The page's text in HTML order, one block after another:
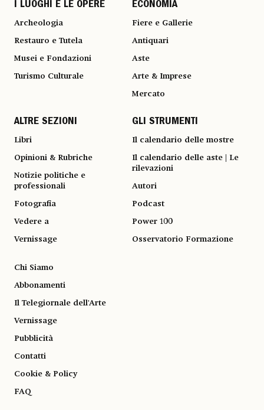
I LUOGHI E LE OPERE
Archeologia
Restauro e Tutela
Musei e Fondazioni
Turismo Culturale
ECONOMIA
Fiere e Gallerie
Antiquari
Aste
Arte & Imprese
Mercato
ALTRE SEZIONI
Libri
Opinioni & Rubriche
Notizie politiche e
professionali
Fotografia
Vedere a
Vernissage
GLI STRUMENTI
Il calendario delle mostre
Il calendario delle aste | Le
rilevazioni
Autori
Podcast
Power 100
Osservatorio Formazione
Chi Siamo
Abbonamenti
Il Telegiornale dell'Arte
Vernissage
Pubblicità
Contatti
Cookie & Policy
FAQ